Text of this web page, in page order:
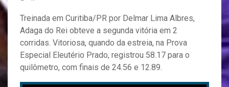
Treinada em Curitiba/PR por Delmar Lima Albres,
Adaga do Rei obteve a segunda vitória em 2
corridas. Vitoriosa, quando da estreia, na Prova
Especial Eleutério Prado, registrou 58.17 para o
quilômetro, com finais de 24.56 e 12.89.